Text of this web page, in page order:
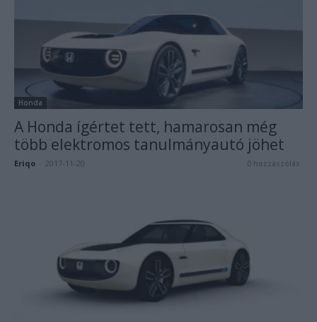
Honda
A Honda ígértet tett, hamarosan még
több elektromos tanulmányautó jöhet
Eriqo 2017-11-20 0 hozzászólás